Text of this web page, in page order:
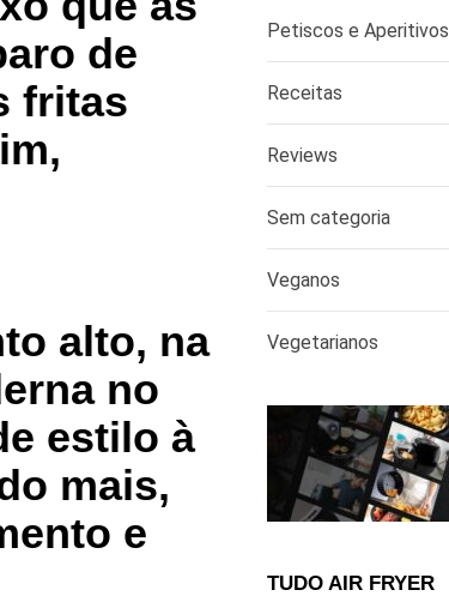
de
fritas
alto, na
no
estilo à
mais,
e
Petiscos e Aperitivos
Receitas
Reviews
Sem categoria
Veganos
Vegetarianos
TUDO AIR FRYER